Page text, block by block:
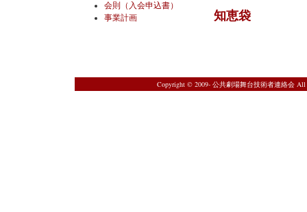
会則（入会申込書）
事業計画
知恵袋
Copyright © 2009- 公共劇場舞台技術者連絡会 All